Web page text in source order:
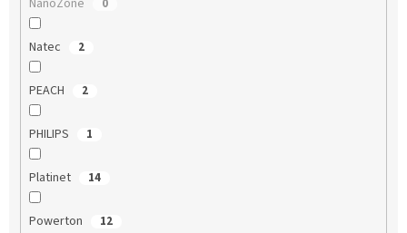
0
Natec 2
PEACH 2
PHILIPS 1
Platinet 14
Powerton 12